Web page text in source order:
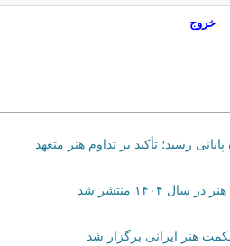
خروج
رسید؛ تأکید بر تداوم هنر متعهد
منتشر شد
ایرانی برگزار شد